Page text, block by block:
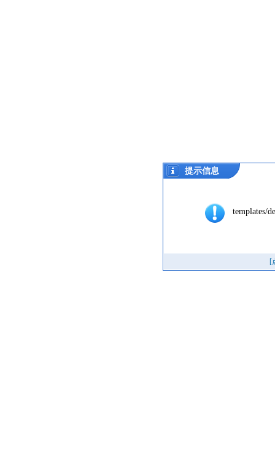
提示信息
templates/
[